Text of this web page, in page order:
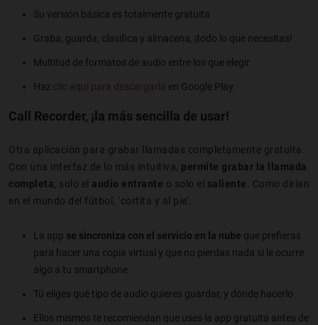
Su versión básica es totalmente gratuita
Graba, guarda, clasifica y almacena, ¡todo lo que necesitas!
Multitud de formatos de audio entre los que elegir
Haz clic aquí para descargarla en Google Play.
Call Recorder, ¡la más sencilla de usar!
Otra aplicación para grabar llamadas completamente gratuita.
Con una interfaz de lo más intuitiva, permite grabar la llamada
completa , solo el audio entrante o solo el saliente . Como dirían
en el mundo del fútbol, ‘cortita y al pie’.
La app se sincroniza con el servicio en la nube que prefieras
para hacer una copia virtual y que no pierdas nada si le ocurre
algo a tu smartphone
Tú eliges qué tipo de audio quieres guardar, y dónde hacerlo
Ellos mismos te recomiendan que uses la app gratuita antes de